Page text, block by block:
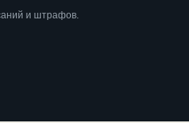
и штрафов.